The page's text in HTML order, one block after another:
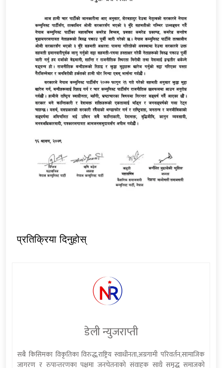
प्रतिक्रिया दिनुहोस्
डेली न्युजराप्ती
सबै किसिमका विकृतिका विरुद्ध,राष्ट्रिय स्वाधीनता,अग्रगामी परिवर्तन,सामाजिक
जागरण र रुपान्तरणका पक्षमा जनचेतनाको संवाहक साथै समृद्ध समाजको